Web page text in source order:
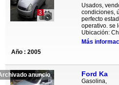
3
Usados,
condiciones,
perfecto
operativo. se
Ubicación:
Más
Año : 2005
anuncio Ford Ka
Gasolina,